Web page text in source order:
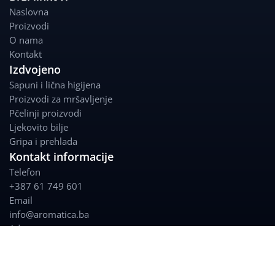
e
b
o
o
k a
m
Naslovna
Proizvodi
O nama
Kontakt
Izdvojeno
Sapuni i lična higijena
Proizvodi za mršavljenje
Pčelinji proizvodi
Ljekovito bilje
Gripa i prehlada
Kontakt informacije
Telefon
+387 61 749 601
Email
info@aromatica.ba
Adresa